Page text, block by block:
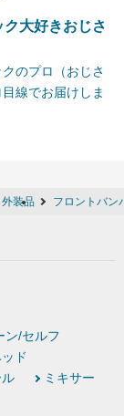
大好きおじさ
のプロ（おじさ
線でお届けしま
外装品 フロントバン
ン/セルフ
ド
ミキサー